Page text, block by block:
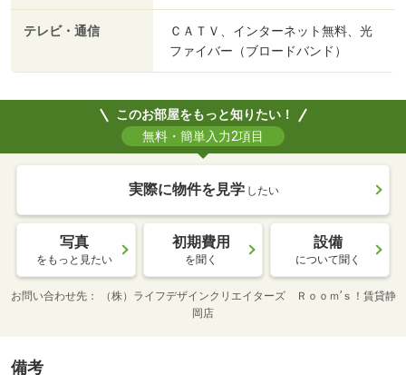
テレビ・通信
ＣＡＴＶ、インターネット無料、光
ファイバー（ブロードバンド）
このお部屋をもっと知りたい！
無料・簡単入力2項目
実際に物件を見学 したい
写真
をもっと見たい
初期費用
を聞く
設備
について聞く
お問い合わせ先
（株）ライフデザインクリエイターズ Ｒｏｏｍ’ｓ！賃貸静
岡店
備考